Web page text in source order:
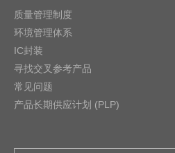
质量管理制度
环境管理体系
IC封装
寻找交叉参考产品
常见问题
产品长期供应计划 (PLP)